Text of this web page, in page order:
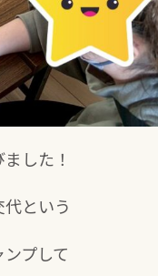
した！
という
プして